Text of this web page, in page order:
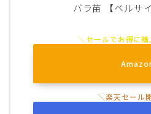
バラ苗 【ベルサ